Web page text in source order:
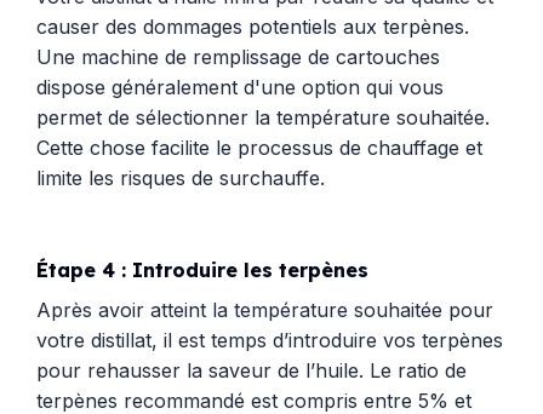
causer des dommages potentiels aux terpènes.
Une machine de remplissage de cartouches
dispose généralement d'une option qui vous
permet de sélectionner la température souhaitée.
Cette chose facilite le processus de chauffage et
limite les risques de surchauffe.
Étape 4 : Introduire les terpènes
Après avoir atteint la température souhaitée pour
votre distillat, il est temps d’introduire vos terpènes
pour rehausser la saveur de l’huile. Le ratio de
terpènes recommandé est compris entre 5% et